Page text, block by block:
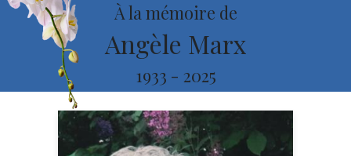
À la mémoire de
Angèle Marx
1933 - 2025